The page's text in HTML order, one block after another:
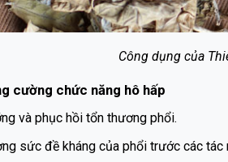
Công dụng của
cường chức năng hô hấp
và phục hồi tổn thương
sức đề kháng của phổi trước các tác